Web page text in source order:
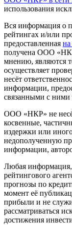
использования
Вся информация о
рейтингах и/или
предоставленная
получена ООО
мнению,
осуществляет
несёт
информации,
связанными с ними
ООО «НКР» не
косвенные,
издержки или
недополученную
информации,
Любая
рейтингового
прогнозы по
момент её
прибыли и не
рассматриваться
достижения